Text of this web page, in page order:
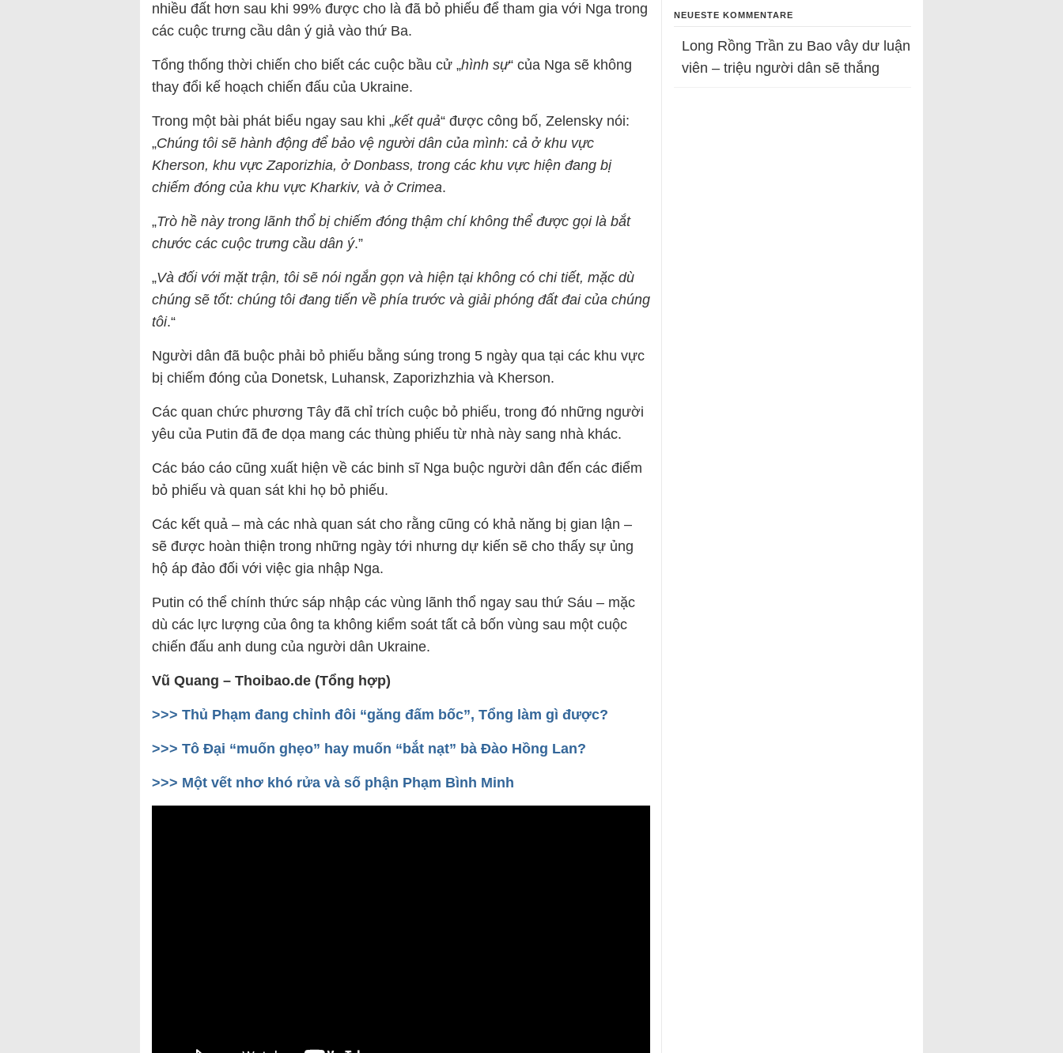
nhiều đất hơn sau khi 99% được cho là đã bỏ phiếu để tham gia với Nga trong
các cuộc trưng cầu dân ý giả vào thứ Ba.
Tổng thống thời chiến cho biết các cuộc bầu cử „hình sự“ của Nga sẽ không
thay đổi kế hoạch chiến đấu của Ukraine.
Trong một bài phát biểu ngay sau khi „kết quả“ được công bố, Zelensky nói:
„Chúng tôi sẽ hành động để bảo vệ người dân của mình: cả ở khu vực
Kherson, khu vực Zaporizhia, ở Donbass, trong các khu vực hiện đang bị
chiếm đóng của khu vực Kharkiv, và ở Crimea.
„Trò hề này trong lãnh thổ bị chiếm đóng thậm chí không thể được gọi là bắt
chước các cuộc trưng cầu dân ý.”
„Và đối với mặt trận, tôi sẽ nói ngắn gọn và hiện tại không có chi tiết, mặc dù
chúng sẽ tốt: chúng tôi đang tiến về phía trước và giải phóng đất đai của chúng
tôi.“
Người dân đã buộc phải bỏ phiếu bằng súng trong 5 ngày qua tại các khu vực
bị chiếm đóng của Donetsk, Luhansk, Zaporizhzhia và Kherson.
Các quan chức phương Tây đã chỉ trích cuộc bỏ phiếu, trong đó những người
yêu của Putin đã đe dọa mang các thùng phiếu từ nhà này sang nhà khác.
Các báo cáo cũng xuất hiện về các binh sĩ Nga buộc người dân đến các điểm
bỏ phiếu và quan sát khi họ bỏ phiếu.
Các kết quả – mà các nhà quan sát cho rằng cũng có khả năng bị gian lận –
sẽ được hoàn thiện trong những ngày tới nhưng dự kiến ​​sẽ cho thấy sự ủng
hộ áp đảo đối với việc gia nhập Nga.
Putin có thể chính thức sáp nhập các vùng lãnh thổ ngay sau thứ Sáu – mặc
dù các lực lượng của ông ta không kiểm soát tất cả bốn vùng sau một cuộc
chiến đấu anh dung của người dân Ukraine.
Vũ Quang – Thoibao.de (Tổng hợp)
>>> Thủ Phạm đang chỉnh đôi “găng đấm bốc”, Tổng làm gì được?
>>> Tô Đại “muốn ghẹo” hay muốn “bắt nạt” bà Đào Hồng Lan?
>>> Một vết nhơ khó rửa và số phận Phạm Bình Minh
NEUESTE KOMMENTARE
Long Rồng Trần zu Bao vây dư luận
viên – triệu người dân sẽ thắng